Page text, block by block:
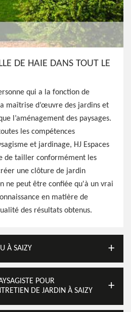
DE HAIE DANS TOUT LE
qui a la fonction de
maîtrise d’œuvre des jardins et
l’aménagement des paysages.
les compétences
et jardinage, HJ Espaces
de tailler conformément les
une clôture de jardin
ne peut être confiée qu'à un vrai
en matière de
des résultats obtenus.
À SAIZY
POUR
DE JARDIN À SAIZY